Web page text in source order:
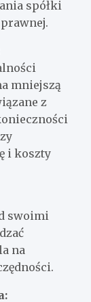
spółki
mniejszą
z
i koszty
swoimi
na